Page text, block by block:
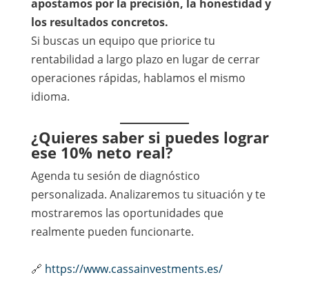
apostamos por la precisión, la honestidad y
los resultados concretos.
Si buscas un equipo que priorice tu
rentabilidad a largo plazo en lugar de cerrar
operaciones rápidas, hablamos el mismo
idioma.
¿Quieres saber si puedes lograr
ese 10% neto real?
Agenda tu sesión de diagnóstico
personalizada. Analizaremos tu situación y te
mostraremos las oportunidades que
realmente pueden funcionarte.
🔗 https://www.cassainvestments.es/